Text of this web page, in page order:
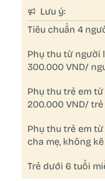
Lưu ý:
Tiêu chuẩn 4
Phụ thu từ người
300.000 VND/
Phụ thu trẻ em từ
200.000 VND/ trẻ
Phụ thu trẻ em
cha mẹ, không
Trẻ dưới 6 tuổi